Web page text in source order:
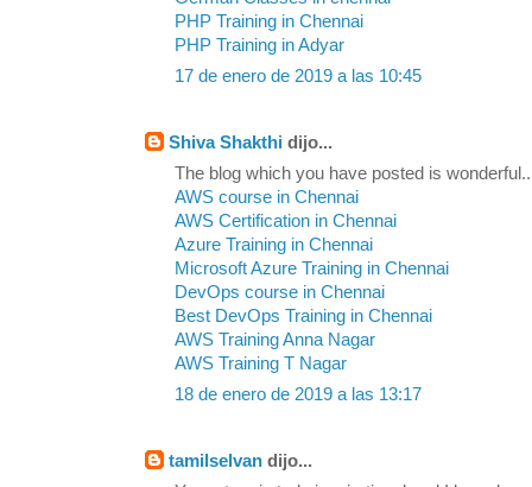
PHP Training in Chennai
PHP Training in Adyar
17 de enero de 2019 a las 10:45
Shiva Shakthi dijo...
The blog which you have posted is
AWS course in Chennai
AWS Certification in Chennai
Azure Training in Chennai
Microsoft Azure Training in Chennai
DevOps course in Chennai
Best DevOps Training in Chennai
AWS Training Anna Nagar
AWS Training T Nagar
18 de enero de 2019 a las 13:17
tamilselvan dijo...